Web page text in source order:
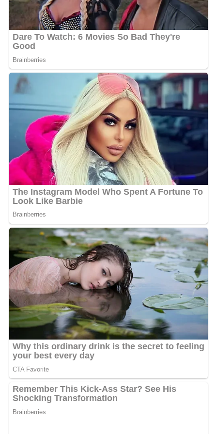
Face à ce silence radio de la part de l’organisation, la
frustration des fans a muté en un véritable mouvement
de contestation numérique. Pour beaucoup, écarter
Koba Building d’une édition dédiée au Gabon revient à
occulter un pan entier de l’histoire du hip-hop gabonais.
Les hashtags de soutien fleurissent, dénonçant un
favoritisme qui nuirait à l’image culturelle du pays à
l’étranger. Cette polémique met en lumière les tensions
latentes au sein de l’industrie musicale gabonaise, où les
querelles d’ego et les jeux d’influence semblent parfois
prendre le pas sur la reconnaissance du mérite et de la
longévité artistique.
Pendant que les festivités battaient leur plein à Abidjan
et Dimbokro, l’ombre du rappeur planait sur chaque
prestation gabonaise à travers les réclamations sur
scène de la star gabonaise faite par ses fans. Si le FEMUA
18 a été un succès diplomatique et festif, cette affaire
Koba laisse un goût d’inachevé Reste à savoir si l’artiste,
connu pour son franc-parler légendaire, finira par
briser le silence pour livrer sa propre version des faits.
MOTS-CLÉS : UNE